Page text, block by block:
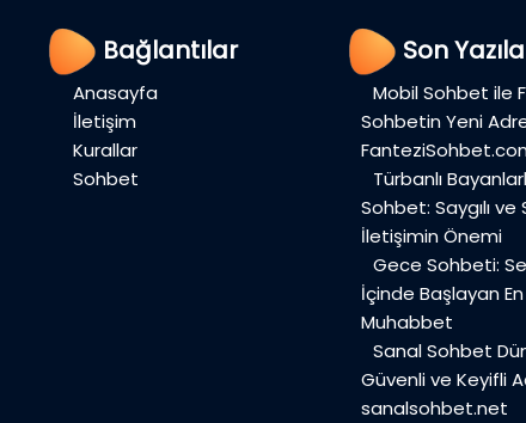
Bağlantılar
Anasayfa
İletişim
Kurallar
Sohbet
Son
Mobil Sohbet ile
Sohbetin Yeni
Türbanlı
Sohbet: Saygılı ve
İletişimin Önemi
Gece Sohbeti:
İçinde Başlayan
Muhabbet
Sanal Sohbet
Güvenli ve Keyifli
sanalsohbet.net